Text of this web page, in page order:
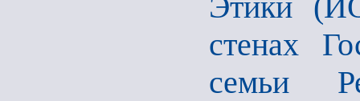
стенах
семьи